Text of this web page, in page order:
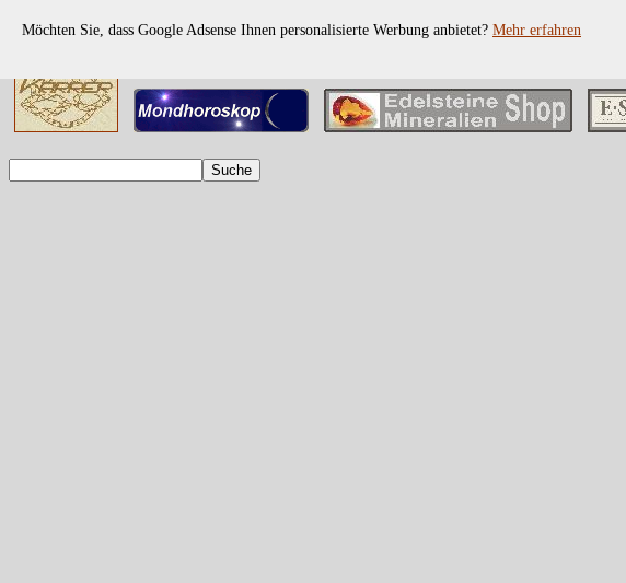
Möchten Sie, dass Google Adsense Ihnen personalisierte Werbung anbietet? Mehr erfahren